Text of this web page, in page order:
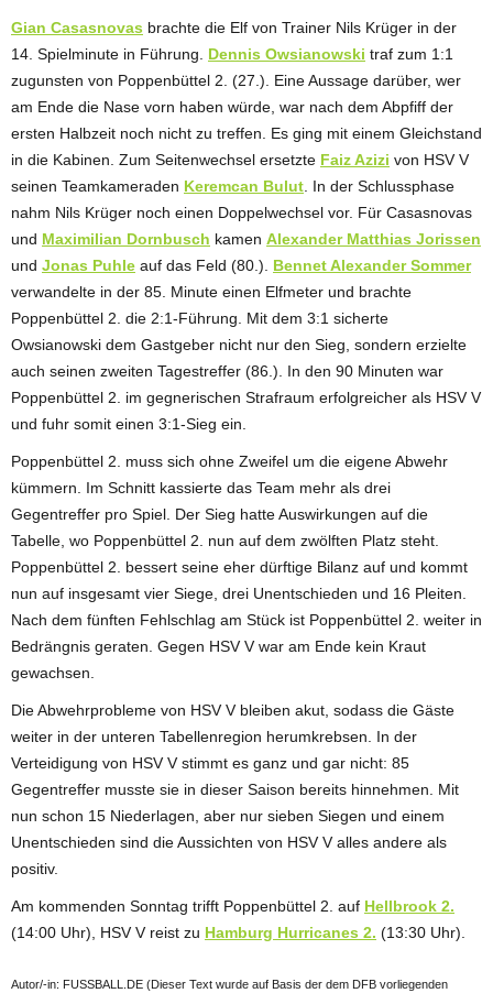
Gian Casasnovas brachte die Elf von Trainer Nils Krüger in der
14. Spielminute in Führung. Dennis Owsianowski traf zum 1:1
zugunsten von Poppenbüttel 2. (27.). Eine Aussage darüber, wer
am Ende die Nase vorn haben würde, war nach dem Abpfiff der
ersten Halbzeit noch nicht zu treffen. Es ging mit einem Gleichstand
in die Kabinen. Zum Seitenwechsel ersetzte Faiz Azizi von HSV V
seinen Teamkameraden Keremcan Bulut . In der Schlussphase
nahm Nils Krüger noch einen Doppelwechsel vor. Für Casasnovas
und Maximilian Dornbusch kamen Alexander Matthias Jorissen
und Jonas Puhle auf das Feld (80.). Bennet Alexander Sommer
verwandelte in der 85. Minute einen Elfmeter und brachte
Poppenbüttel 2. die 2:1-Führung. Mit dem 3:1 sicherte
Owsianowski dem Gastgeber nicht nur den Sieg, sondern erzielte
auch seinen zweiten Tagestreffer (86.). In den 90 Minuten war
Poppenbüttel 2. im gegnerischen Strafraum erfolgreicher als HSV V
und fuhr somit einen 3:1-Sieg ein.
Poppenbüttel 2. muss sich ohne Zweifel um die eigene Abwehr
kümmern. Im Schnitt kassierte das Team mehr als drei
Gegentreffer pro Spiel. Der Sieg hatte Auswirkungen auf die
Tabelle, wo Poppenbüttel 2. nun auf dem zwölften Platz steht.
Poppenbüttel 2. bessert seine eher dürftige Bilanz auf und kommt
nun auf insgesamt vier Siege, drei Unentschieden und 16 Pleiten.
Nach dem fünften Fehlschlag am Stück ist Poppenbüttel 2. weiter in
Bedrängnis geraten. Gegen HSV V war am Ende kein Kraut
gewachsen.
Die Abwehrprobleme von HSV V bleiben akut, sodass die Gäste
weiter in der unteren Tabellenregion herumkrebsen. In der
Verteidigung von HSV V stimmt es ganz und gar nicht: 85
Gegentreffer musste sie in dieser Saison bereits hinnehmen. Mit
nun schon 15 Niederlagen, aber nur sieben Siegen und einem
Unentschieden sind die Aussichten von HSV V alles andere als
positiv.
Am kommenden Sonntag trifft Poppenbüttel 2. auf Hellbrook 2.
(14:00 Uhr), HSV V reist zu Hamburg Hurricanes 2. (13:30 Uhr).
Autor/-in: FUSSBALL.DE (Dieser Text wurde auf Basis der dem DFB vorliegenden